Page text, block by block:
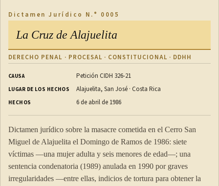
Dictamen Jurídico N.° 0005
La Cruz de Alajuelita
DERECHO PENAL · PROCESAL · CONSTITUCIONAL · DDHH
CAUSA Petición CIDH 326-21
LUGAR DE LOS HECHOS Alajuelita, San José · Costa Rica
HECHOS 6 de abril de 1986
Dictamen jurídico sobre la masacre cometida en el Cerro San
Miguel de Alajuelita el Domingo de Ramos de 1986: siete
víctimas —una mujer adulta y seis menores de edad—; una
sentencia condenatoria (1989) anulada en 1990 por graves
irregularidades —entre ellas, indicios de tortura para obtener la